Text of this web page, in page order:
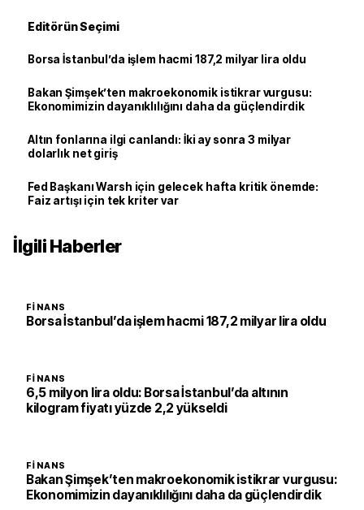
Editörün Seçimi
Borsa İstanbul’da işlem hacmi 187,2 milyar lira oldu
Bakan Şimşek’ten makroekonomik istikrar vurgusu:
Ekonomimizin dayanıklılığını daha da güçlendirdik
Altın fonlarına ilgi canlandı: İki ay sonra 3 milyar
dolarlık net giriş
Fed Başkanı Warsh için gelecek hafta kritik önemde:
Faiz artışı için tek kriter var
İlgili Haberler
FINANS
Borsa İstanbul’da işlem hacmi 187,2 milyar lira oldu
FINANS
6,5 milyon lira oldu: Borsa İstanbul’da altının
kilogram fiyatı yüzde 2,2 yükseldi
FINANS
Bakan Şimşek’ten makroekonomik istikrar vurgusu:
Ekonomimizin dayanıklılığını daha da güçlendirdik